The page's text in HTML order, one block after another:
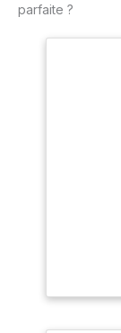
parfaite ?